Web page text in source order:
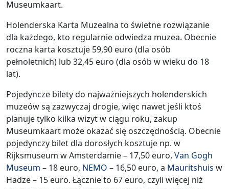
Museumkaart.
Holenderska Karta Muzealna to świetne rozwiązanie
dla każdego, kto regularnie odwiedza muzea. Obecnie
roczna karta kosztuje 59,90 euro (dla osób
pełnoletnich) lub 32,45 euro (dla osób w wieku do 18
lat).
Pojedyncze bilety do najważniejszych holenderskich
muzeów są zazwyczaj drogie, więc nawet jeśli ktoś
planuje tylko kilka wizyt w ciągu roku, zakup
Museumkaart może okazać się oszczędnością. Obecnie
pojedynczy bilet dla dorosłych kosztuje np. w
Rijksmuseum w Amsterdamie – 17,50 euro, Van Gogh
Museum – 18 euro, NEMO – 16,50 euro, a Mauritshuis w
Hadze – 15 euro. Łącznie to 67 euro, czyli więcej niż